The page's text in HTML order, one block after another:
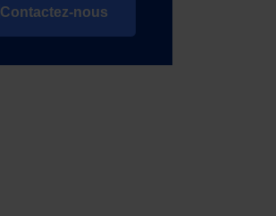
Contactez-nous